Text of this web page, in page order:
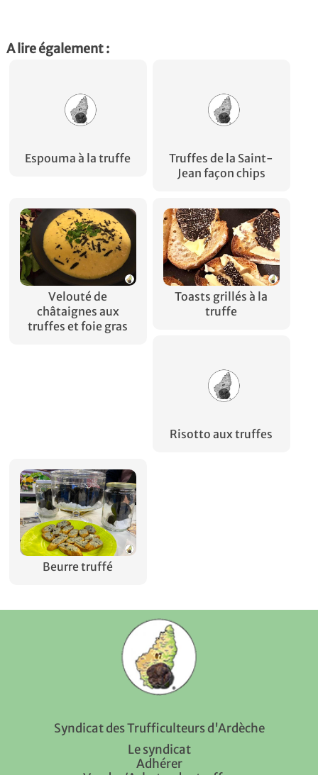
A lire également :
Espouma à la truffe
Truffes de la Saint-
Jean façon chips
Velouté de
châtaignes aux
truffes et foie gras
Toasts grillés à la
truffe
Risotto aux truffes
Beurre truffé
Syndicat des Trufficulteurs d'Ardèche
Le syndicat
Adhérer